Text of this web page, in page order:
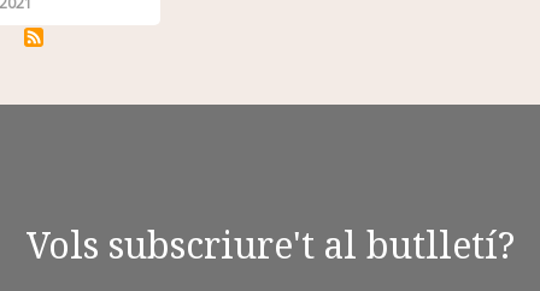
Vols subscriure't al butlletí?